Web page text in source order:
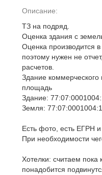
Описание:
ТЗ на подряд.
Оценка здания с
Оценка производится
поэтому нужен не
расчетов.
Здание коммерческого
площадь
Здание:
Земля:
Есть фото, есть ЕГРН и
При необходимости
Хотелки: считаем пока
понадобится